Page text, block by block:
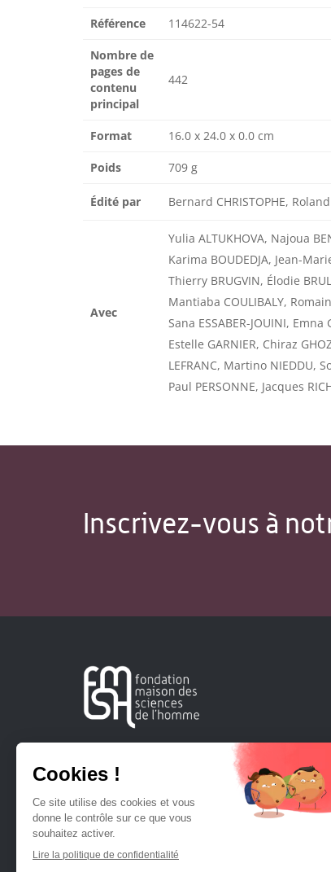
Référence 114622-54
Nombre de
pages de
contenu
principal
442
Format 16.0 x 24.0 x 0.0 cm
Poids 709 g
Édité par Bernard CHRISTOPHE, Roland
Avec
Yulia ALTUKHOVA, Najoua
Karima BOUDEDJA, Jean-
Thierry BRUGVIN, Élodie
Mantiaba COULIBALY,
Sana ESSABER-JOUINI, Emna
Estelle GARNIER, Chiraz
LEFRANC, Martino NIEDDU,
Paul PERSONNE, Jacques
Inscrivez-vous à
Créée en 1963, la Fondation Maison Sciences de
soutient la recherche et la diffusion des
sciences humaines et sociales.